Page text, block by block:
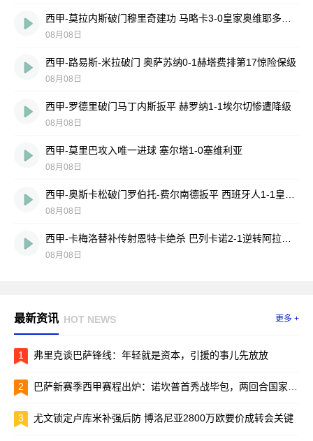
08月08日
西甲-路易斯-米拉破门 奥萨苏纳0-1赫塔费排第17惊险保级
08月08日
西甲-罗德里破门马丁内斯扳平 赫罗纳1-1埃尔切惨遭降级
08月08日
西甲-莫里巴攻入唯一进球 塞尔塔1-0塞维利亚
08月08日
08月08日
08月08日
最新资讯 HOT NEWS 更多 +
1 弗里克谈巴萨锋线：年轻就是资本，引援的事儿先放放
2 巴萨新赛季西甲赛程出炉：诺坎普首秀战毕包，两回合国家德比引爆焦点
3 尤文锁定卢库米补强后防 博洛尼亚2800万欧要价成转会关键